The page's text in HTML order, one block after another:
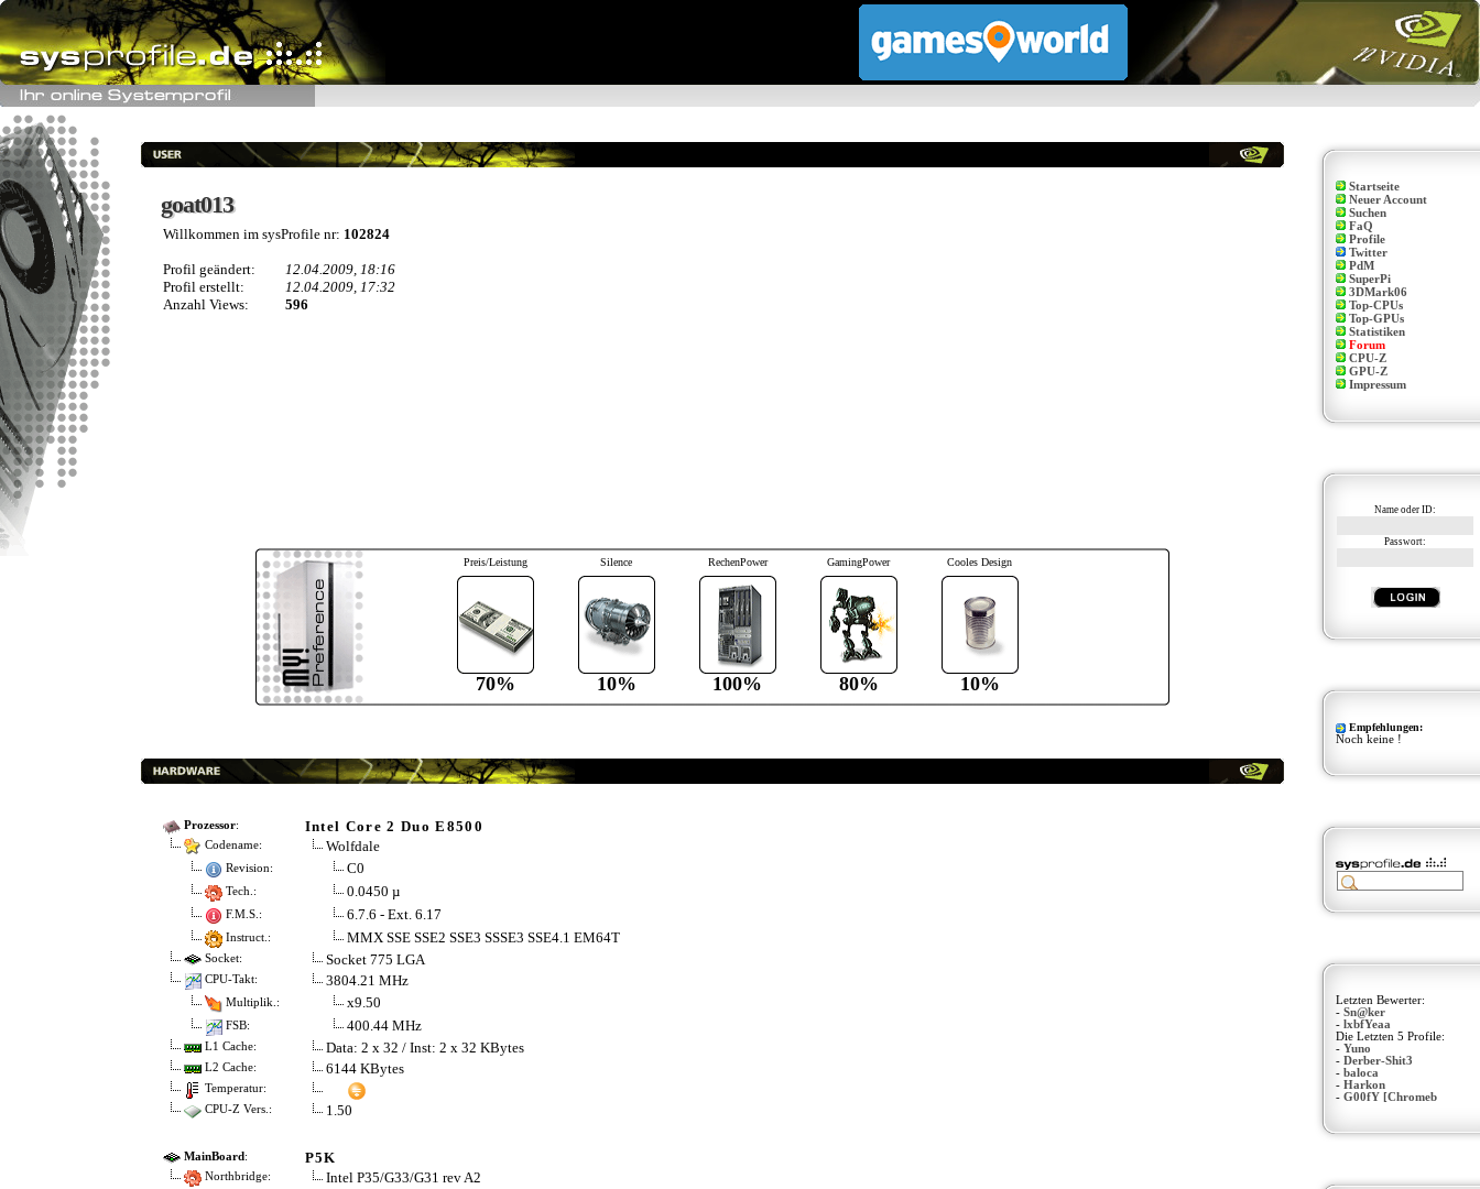
goat013
goat013
Willkommen im sysProfile nr: 102824
Profil geändert:
12.04.2009, 18:16
Profil erstellt:
12.04.2009, 17:32
Anzahl Views:
596
Preis/Leistung
70%
Silence
10%
RechenPower
100%
GamingPower
80%
Cooles Design
10%
Prozessor: Intel Core 2 Duo E8500
Codename: Wolfdale
Revision: C0
Tech.: 0.0450 µ
F.M.S.: 6.7.6 - Ext. 6.17
Instruct.: MMX SSE SSE2 SSE3 SSSE3 SSE4.1 EM64T
Socket: Socket 775 LGA
CPU-Takt: 3804.21 MHz
Multiplik.: x9.50
FSB: 400.44 MHz
L1 Cache: Data: 2 x 32 / Inst: 2 x 32 KBytes
L2 Cache: 6144 KBytes
Temperatur:
CPU-Z Vers.:
1.50
MainBoard: P5K
Northbridge: Intel P35/G33/G31 rev A2
Startseite
Neuer Account
Suchen
FaQ
Profile
Twitter
PdM
SuperPi
3DMark06
Top-CPUs
Top-GPUs
Statistiken
Forum
CPU-Z
GPU-Z
Impressum
Name oder ID:
Passwort:
Empfehlungen:
Noch keine !
Letzten Bewerter:
- Sn@ker
- lxbfYeaa
Die Letzten 5 Profile:
- Yuno
- Derber-Shit3
- baloca
- Harkon
- G00fY [Chromeb